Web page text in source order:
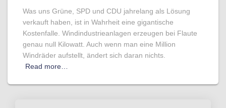
Was uns Grüne, SPD und CDU jahrelang als Lösung
verkauft haben, ist in Wahrheit eine gigantische
Kostenfalle. Windindustrieanlagen erzeugen bei Flaute
genau null Kilowatt. Auch wenn man eine Million
Windräder aufstellt, ändert sich daran nichts.
Read more…